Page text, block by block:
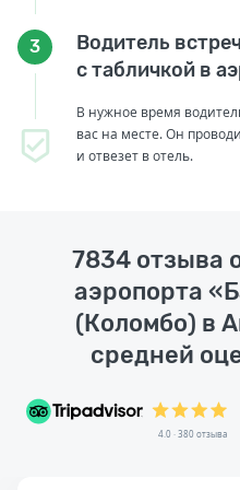
3
Водитель
с табличкой в
В нужное время
вас на месте. Он
и отвезет в отель.
7834 отзыва
аэропорта
(Коломбо) в
средней
4.0 · 380 отзыва